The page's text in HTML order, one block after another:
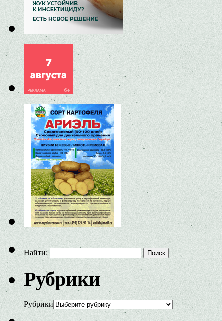
Найти:
Рубрики
Рубрики